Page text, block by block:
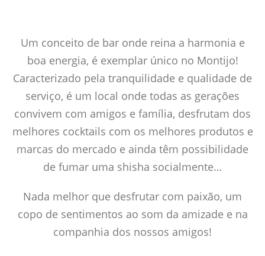
Um conceito de bar onde reina a harmonia e
boa energia, é exemplar único no Montijo!
Caracterizado pela tranquilidade e qualidade de
serviço, é um local onde todas as gerações
convivem com amigos e família, desfrutam dos
melhores cocktails com os melhores produtos e
marcas do mercado e ainda têm possibilidade
de fumar uma shisha socialmente…
Nada melhor que desfrutar com paixão, um
copo de sentimentos ao som da amizade e na
companhia dos nossos amigos!